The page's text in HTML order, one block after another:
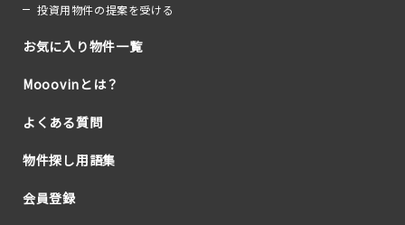
投資用物件の提案を受ける
お気に入り物件一覧
Mooovinとは？
よくある質問
物件探し用語集
会員登録